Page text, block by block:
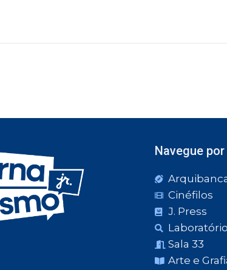
Navegue
Cinéfilos
J. Press
Laboratório
Sala 33
Arte e